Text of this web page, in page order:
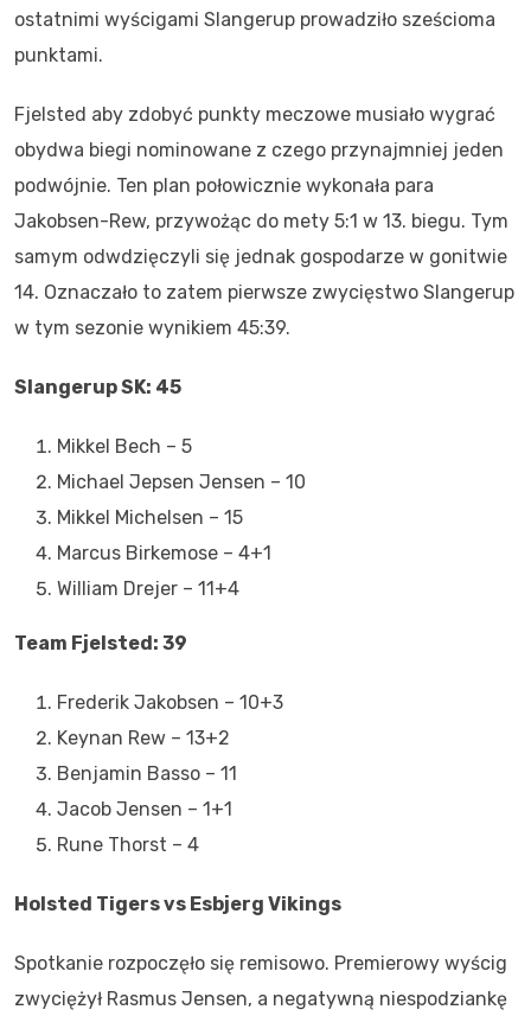
ostatnimi wyścigami Slangerup prowadziło sześcioma
punktami.
Fjelsted aby zdobyć punkty meczowe musiało wygrać
obydwa biegi nominowane z czego przynajmniej jeden
podwójnie. Ten plan połowicznie wykonała para
Jakobsen-Rew, przywożąc do mety 5:1 w 13. biegu. Tym
samym odwdzięczyli się jednak gospodarze w gonitwie
14. Oznaczało to zatem pierwsze zwycięstwo Slangerup
w tym sezonie wynikiem 45:39.
Slangerup SK: 45
Mikkel Bech – 5
Michael Jepsen Jensen – 10
Mikkel Michelsen – 15
Marcus Birkemose – 4+1
William Drejer – 11+4
Team Fjelsted: 39
Frederik Jakobsen – 10+3
Keynan Rew – 13+2
Benjamin Basso – 11
Jacob Jensen – 1+1
Rune Thorst – 4
Holsted Tigers vs Esbjerg Vikings
Spotkanie rozpoczęło się remisowo. Premierowy wyścig
zwyciężył Rasmus Jensen, a negatywną niespodziankę